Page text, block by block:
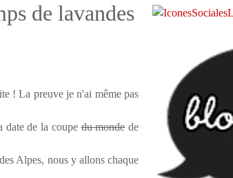
de lavandes
! La preuve je n'ai même pas
date de la coupedu mondede
Alpes, nous y allons chaque